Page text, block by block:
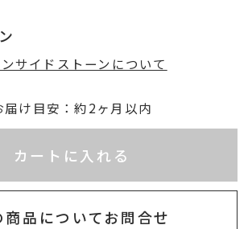
サイドストーンについて
届け目安：約2ヶ月以内
カートに入れる
商品についてお問合せ